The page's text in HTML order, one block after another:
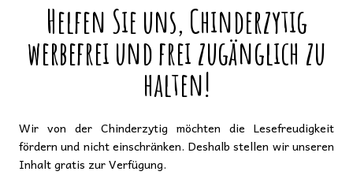
Helfen Sie uns, Chinderzytig
werbefrei und frei zugänglich zu
halten!
Wir von der Chinderzytig möchten die Lesefreudigkeit
fördern und nicht einschränken. Deshalb stellen wir unseren
Inhalt gratis zur Verfügung.